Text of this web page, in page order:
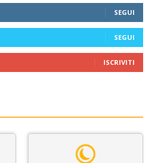
SEGUI
SEGUI
ISCRIVITI